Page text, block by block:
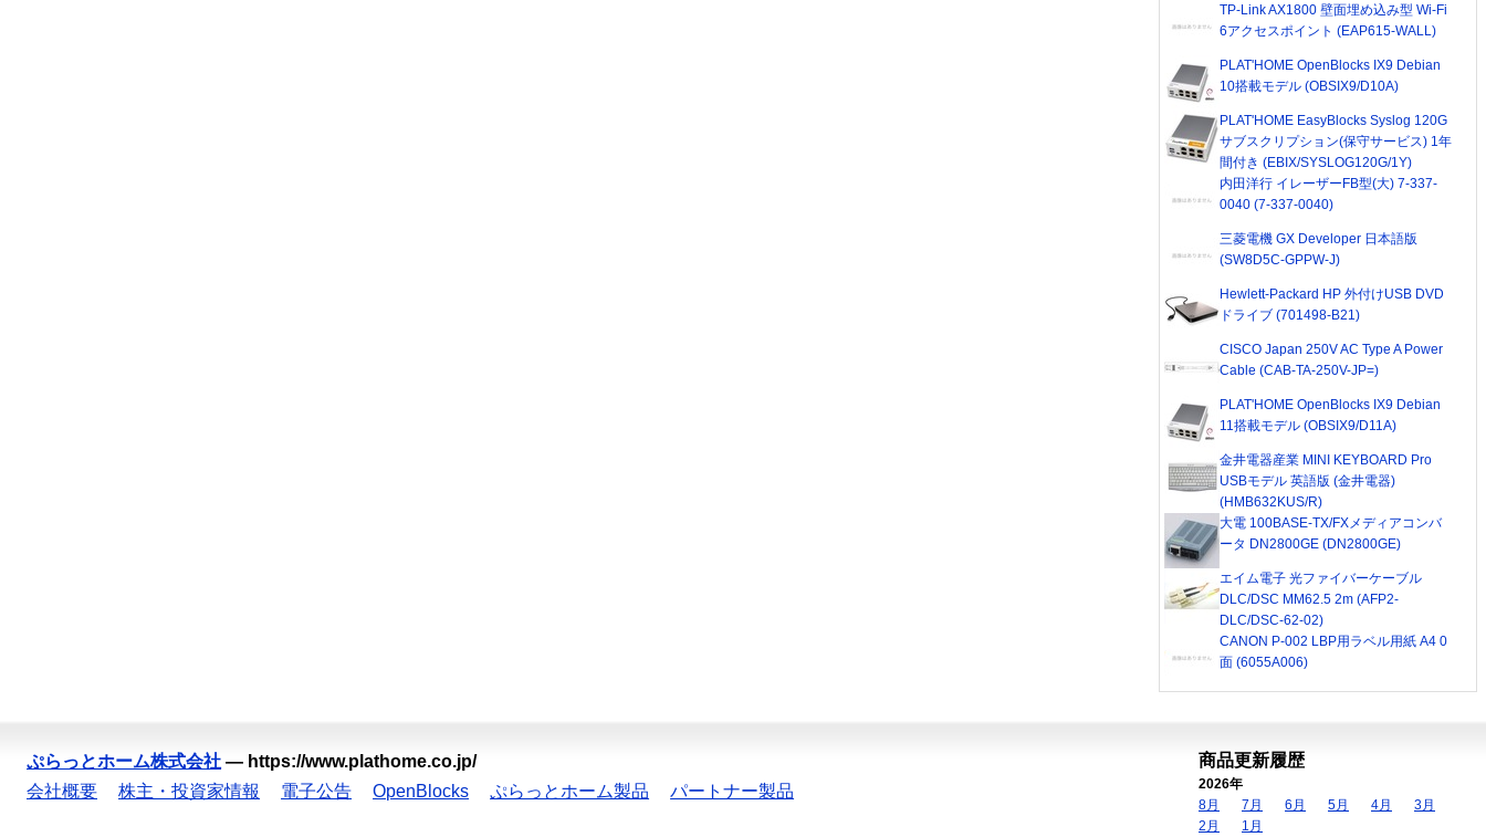
TP-Link AX1800 壁面埋め込み型 Wi-Fi
6アクセスポイント (EAP615-WALL)
PLAT'HOME OpenBlocks IX9 Debian
10搭載モデル (OBSIX9/D10A)
PLAT'HOME EasyBlocks Syslog 120G
サブスクリプション(保守サービス) 1年
間付き (EBIX/SYSLOG120G/1Y)
内田洋行 イレーザーFB型(大) 7-337-
0040 (7-337-0040)
三菱電機 GX Developer 日本語版
(SW8D5C-GPPW-J)
Hewlett-Packard HP 外付けUSB DVD
ドライブ (701498-B21)
CISCO Japan 250V AC Type A Power
Cable (CAB-TA-250V-JP=)
PLAT'HOME OpenBlocks IX9 Debian
11搭載モデル (OBSIX9/D11A)
金井電器産業 MINI KEYBOARD Pro
USBモデル 英語版 (金井電器)
(HMB632KUS/R)
大電 100BASE-TX/FXメディアコンバ
ータ DN2800GE (DN2800GE)
エイム電子 光ファイバーケーブル
DLC/DSC MM62.5 2m (AFP2-
DLC/DSC-62-02)
CANON P-002 LBP用ラベル用紙 A4 0
面 (6055A006)
ぷらっとホーム株式会社 — https://www.plathome.co.jp/
会社概要
株主・投資家情報 電子公告 OpenBlocks ぷらっとホーム製品 パートナー製品
商品更新履歴
2026年
8月
7月 6月 5月 4月
3月
2月
1月